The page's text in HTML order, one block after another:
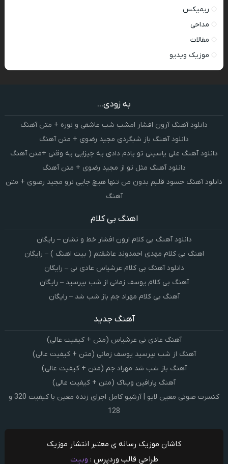
ریمیکس
مداحی
مقالات
موزیک ویدیو
به زودی...
دانلود آهنگ آرون افشار امشب شب عاشقی و نوره + متن آهنگ
دانلود آهنگ باز شبگردی مجید رضوی + متن آهنگ
دانلود آهنگ علی یاسینی تو یادم دادی یه چیزایی یه وقتی +متن آهنگ
دانلود آهنگ مثل تو از مجید رضوی + متن آهنگ
دانلود آهنگ حسود قلبم بدون من تنها هیچ جایی نرو مجید رضوی + متن
آهنگ
اهنگ بی کلام
دانلود آهنگ بی کلام ارون افشار خط و نشان – رایگان
اهنگ بی کلام مهدی احمدوند عاشقتم ( بیت اهنگ ) – رایگان
دانلود آهنگ بی کلام عرشیاس عادی نی – رایگان
آهنگ بی کلام یوسف زمانی از شب بپرسید – رایگان
آهنگ بی کلام مهراد جم باز شب شد – رایگان
آهنگ جدید
آهنگ عادی نی عرشیاس (متن + کیفیت عالی)
آهنگ از شب بپرسید یوسف زمانی (متن + کیفیت عالی)
آهنگ باز شب شد مهراد جم (متن + کیفیت عالی)
آهنگ پارافین ویناک (متن + کیفیت عالی)
کنسرت صوتی معین لایو | آرشیو کامل اجرای زنده معین با کیفیت 320 و
128
کاشان موزیک رسانه ی معتبر انتشار موزیک
طراحی قالب وردپرس : وبیت